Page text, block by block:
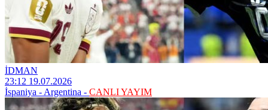
İDMAN
23:12 19.07.2026
İspaniya - Argentina - CANLI YAYIM